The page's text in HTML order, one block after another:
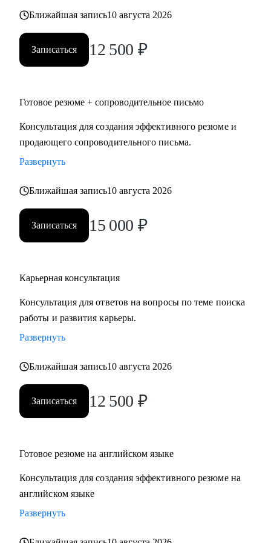
- C-level: CPO, CTO, CDO, CDS, CDTO и др.
• Руководителям высшего и среднего звена
Ближайшая запись10 августа 2026
Записаться 12 500 ₽
Готовое резюме + сопроводительное письмо
Консультация для создания эффективного резюме и
продающего сопроводительного письма.
Развернуть
Ближайшая запись10 августа 2026
Записаться 15 000 ₽
Карьерная консультация
Консультация для ответов на вопросы по теме поиска
работы и развития карьеры.
Развернуть
Ближайшая запись10 августа 2026
Записаться 12 500 ₽
Готовое резюме на английском языке
Консультация для создания эффективного резюме на
английском языке
Развернуть